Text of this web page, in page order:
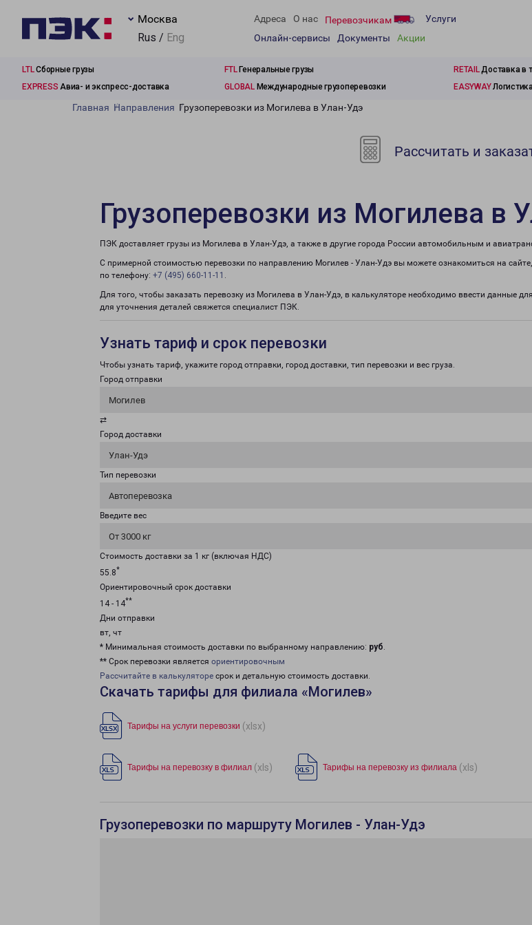
Москва
Rus / Eng
Адреса О нас Перевозчикам
Услуги
Онлайн-сервисы
Документы Акции
LTLСборные грузы FTLГенеральные грузы RETAILДоставка в
EXPRESS Авиа- и экспресс-доставка GLOBALМеждународные грузоперевозки EASYWAY
Главная Направления Грузоперевозки из Могилева в Улан-Удэ
Рассчитать и
Грузоперевозки из Могилева в
ПЭК доставляет грузы из Могилева в Улан-Удэ, а также в другие города России автомобильным и
С примерной стоимостью перевозки по направлению Могилев - Улан-Удэ вы можете ознакомиться на
по телефону: +7 (495) 660-11-11 .
Для того, чтобы заказать перевозку из Могилева в Улан-Удэ, в калькуляторе необходимо ввести данные
для уточнения деталей свяжется специалист ПЭК.
Узнать тариф и срок перевозки
Чтобы узнать тариф, укажите город отправки, город доставки, тип перевозки и вес груза.
Город отправки
Могилев
⇄
Город доставки
Улан-Удэ
Тип перевозки
Автоперевозка
Введите вес
От 3000 кг
Стоимость доставки за 1 кг (включая НДС)
55.8*
Ориентировочный срок доставки
14 - 14**
Дни отправки
вт, чт
* Минимальная стоимость доставки по выбранному направлению: руб.
** Срок перевозки является ориентировочным
Рассчитайте в калькуляторе срок и детальную стоимость доставки.
Скачать тарифы для филиала «Могилев»
Тарифы на услуги перевозки (xlsx)
Тарифы на перевозку в филиал (xls) Тарифы на перевозку из филиала (xls)
Грузоперевозки по маршруту Могилев - Улан-Удэ